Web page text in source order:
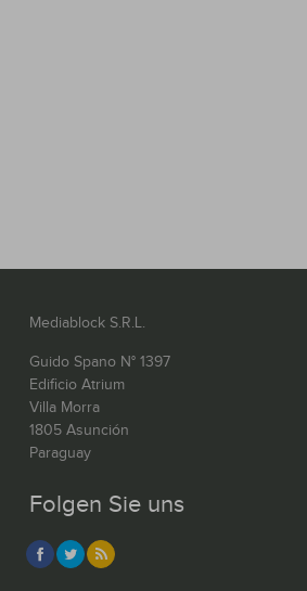
Mediablock S.R.L.
Guido Spano N° 1397
Edificio Atrium
Villa Morra
1805 Asunción
Paraguay
Folgen Sie uns